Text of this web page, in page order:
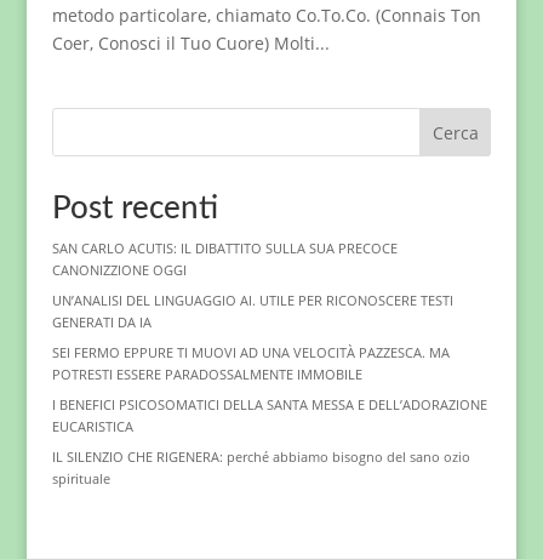
metodo particolare, chiamato Co.To.Co. (Connais Ton
Coer, Conosci il Tuo Cuore) Molti...
Cerca
Post recenti
SAN CARLO ACUTIS: IL DIBATTITO SULLA SUA PRECOCE
CANONIZZIONE OGGI
UN’ANALISI DEL LINGUAGGIO AI. UTILE PER RICONOSCERE TESTI
GENERATI DA IA
SEI FERMO EPPURE TI MUOVI AD UNA VELOCITÀ PAZZESCA. MA
POTRESTI ESSERE PARADOSSALMENTE IMMOBILE
I BENEFICI PSICOSOMATICI DELLA SANTA MESSA E DELL’ADORAZIONE
EUCARISTICA
IL SILENZIO CHE RIGENERA: perché abbiamo bisogno del sano ozio
spirituale